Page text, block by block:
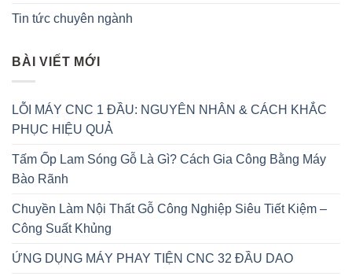
Tin tức chuyên ngành
BÀI VIẾT MỚI
LỖI MÁY CNC 1 ĐẦU: NGUYÊN NHÂN & CÁCH KHẮC
PHỤC HIỆU QUẢ
Tấm Ốp Lam Sóng Gỗ Là Gì? Cách Gia Công Bằng Máy
Bào Rãnh
Chuyền Làm Nội Thất Gỗ Công Nghiệp Siêu Tiết Kiệm –
Công Suất Khủng
ỨNG DỤNG MÁY PHAY TIỆN CNC 32 ĐẦU DAO